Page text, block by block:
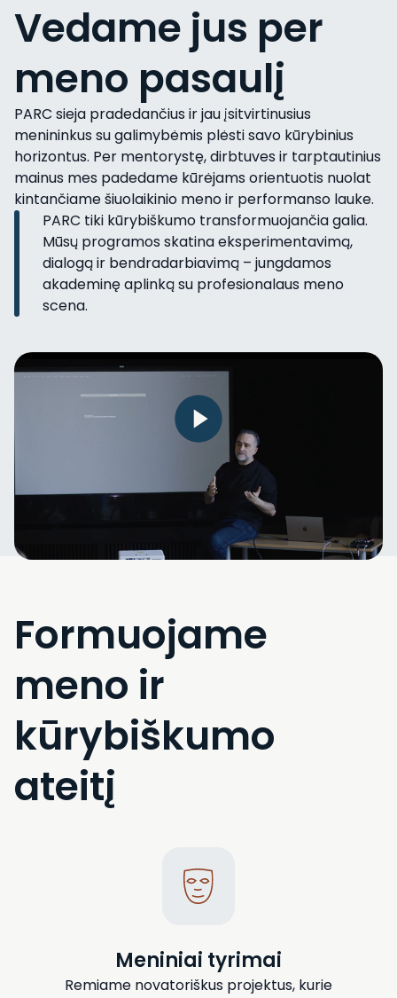
Vedame jus per
meno pasaulį
PARC sieja pradedančius ir jau įsitvirtinusius
menininkus su galimybėmis plėsti savo kūrybinius
horizontus. Per mentorystę, dirbtuves ir tarptautinius
mainus mes padedame kūrėjams orientuotis nuolat
kintančiame šiuolaikinio meno ir performanso lauke.
PARC tiki kūrybiškumo transformuojančia galia.
Mūsų programos skatina eksperimentavimą,
dialogą ir bendradarbiavimą – jungdamos
akademinę aplinką su profesionalaus meno
scena.
Formuojame
meno ir
kūrybiškumo
ateitį
Meniniai tyrimai
Remiame novatoriškus projektus, kurie